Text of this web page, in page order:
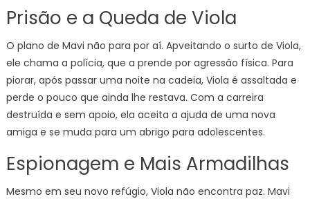
Prisão e a Queda de Viola
O plano de Mavi não para por aí. Apveitando o surto de Viola,
ele chama a polícia, que a prende por agressão física. Para
piorar, após passar uma noite na cadeia, Viola é assaltada e
perde o pouco que ainda lhe restava. Com a carreira
destruída e sem apoio, ela aceita a ajuda de uma nova
amiga e se muda para um abrigo para adolescentes.
Espionagem e Mais Armadilhas
Mesmo em seu novo refúgio, Viola não encontra paz. Mavi